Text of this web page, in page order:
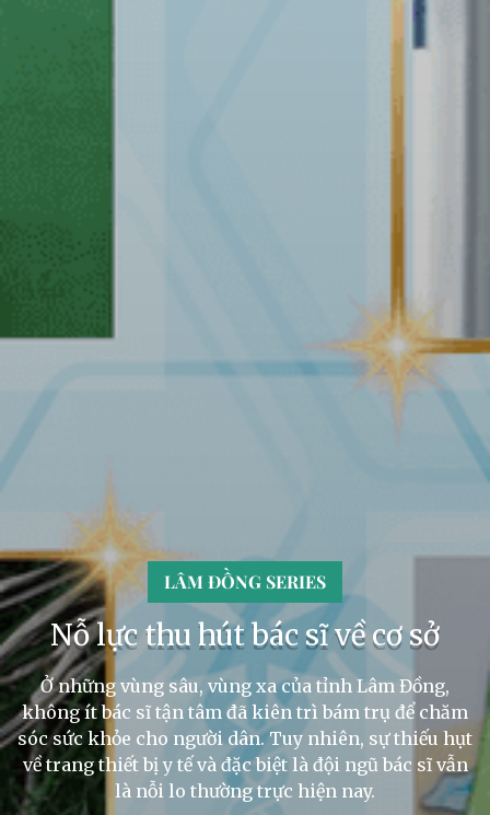
LÂM ĐỒNG SERIES
Nỗ lực thu hút bác sĩ về cơ sở
Ở những vùng sâu, vùng xa của tỉnh Lâm Đồng,
không ít bác sĩ tận tâm đã kiên trì bám trụ để chăm
sóc sức khỏe cho người dân. Tuy nhiên, sự thiếu hụt
về trang thiết bị y tế và đặc biệt là đội ngũ bác sĩ vẫn
là nỗi lo thường trực hiện nay.